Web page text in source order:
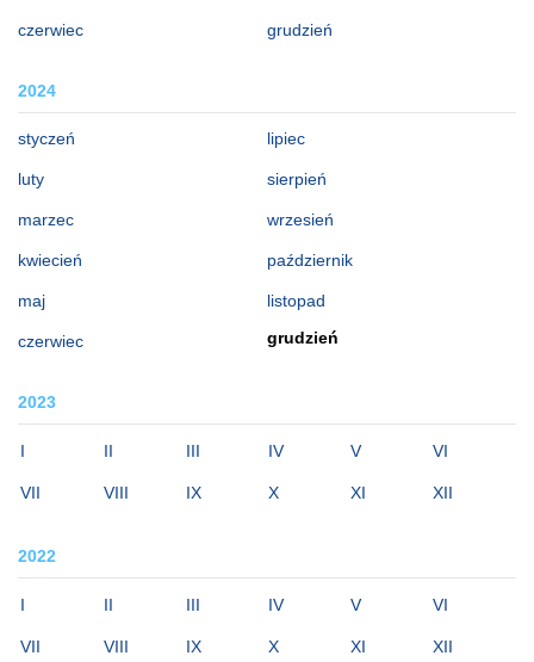
czerwiec grudzień
2024
styczeń
luty
marzec
kwiecień
maj
czerwiec
lipiec
sierpień
wrzesień
październik
listopad
grudzień
2023
I II III IV V VI
VII VIII IX X XI XII
2022
I II III IV V VI
VII VIII IX X XI XII